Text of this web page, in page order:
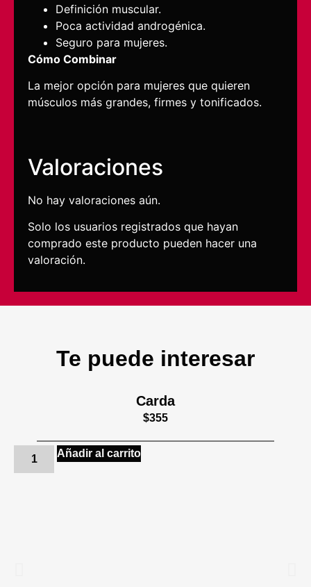
Definición muscular.
Poca actividad androgénica.
Seguro para mujeres.
Cómo Combinar
La mejor opción para mujeres que quieren
músculos más grandes, firmes y tonificados.
Valoraciones
No hay valoraciones aún.
Solo los usuarios registrados que hayan
comprado este producto pueden hacer una
valoración.
Te puede interesar
Carda
$355
Añadir al carrito